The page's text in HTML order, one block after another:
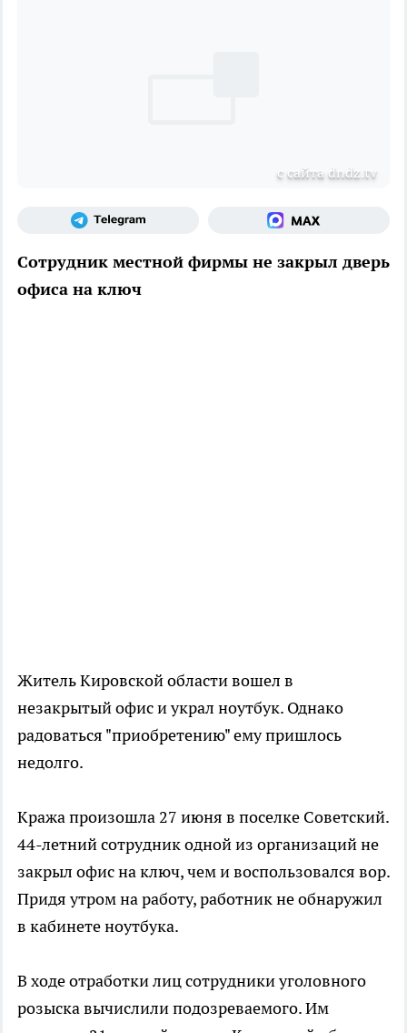
с сайта dndz.tv
Сотрудник местной фирмы не закрыл дверь
офиса на ключ
Житель Кировской области вошел в
незакрытый офис и украл ноутбук. Однако
радоваться "приобретению" ему пришлось
недолго.
Кража произошла 27 июня в поселке Советский.
44-летний сотрудник одной из организаций не
закрыл офис на ключ, чем и воспользовался вор.
Придя утром на работу, работник не обнаружил
в кабинете ноутбука.
В ходе отработки лиц сотрудники уголовного
розыска вычислили подозреваемого. Им